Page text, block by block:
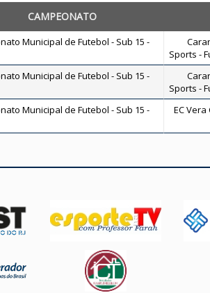
CAMPEONATO
Municipal de Futebol - Sub 15 -
Sports -
Municipal de Futebol - Sub 15 -
Sports -
Municipal de Futebol - Sub 15 -
EC Vera